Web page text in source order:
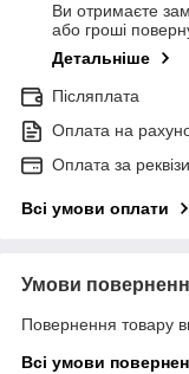
Ви отримаєте
або гроші
Детальніше
Післяплата
Оплата на
Оплата за
Всі умови оплати
Умови
Повернення товару
Всі умови